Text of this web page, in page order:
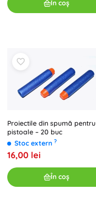
În coș
Proiectile din spumă pentru
pistoale – 20 buc
Stoc extern ?
16,00 lei
În coș